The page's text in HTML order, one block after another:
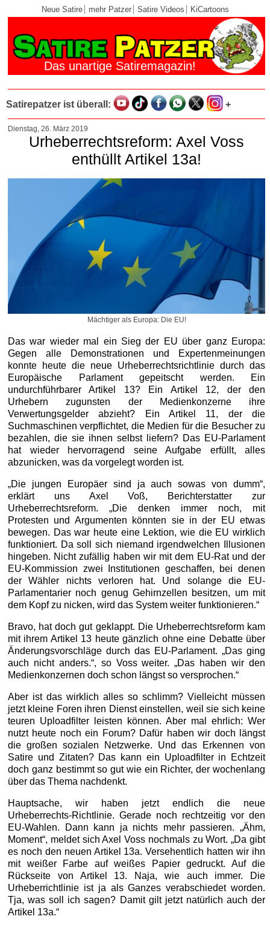
Neue Satire mehr Patzer Satire Videos KiCartoons
Das unartige Satiremagazin!
Satirepatzer ist überall: +
Dienstag, 26. März 2019
Urheberrechtsreform: Axel Voss
enthüllt Artikel 13a!
Mächtiger als Europa: Die EU!
Das war wieder mal ein Sieg der EU über ganz Europa:
Gegen alle Demonstrationen und Expertenmeinungen
konnte heute die neue Urheberrechtsrichtlinie durch das
Europäische Parlament gepeitscht werden. Ein
undurchführbarer Artikel 13? Ein Artikel 12, der den
Urhebern zugunsten der Medienkonzerne ihre
Verwertungsgelder abzieht? Ein Artikel 11, der die
Suchmaschinen verpflichtet, die Medien für die Besucher zu
bezahlen, die sie ihnen selbst liefern? Das EU-Parlament
hat wieder hervorragend seine Aufgabe erfüllt, alles
abzunicken, was da vorgelegt worden ist.
„Die jungen Europäer sind ja auch sowas von dumm“,
erklärt uns Axel Voß, Berichterstatter zur
Urheberrechtsreform. „Die denken immer noch, mit
Protesten und Argumenten könnten sie in der EU etwas
bewegen. Das war heute eine Lektion, wie die EU wirklich
funktioniert. Da soll sich niemand irgendwelchen Illusionen
hingeben. Nicht zufällig haben wir mit dem EU-Rat und der
EU-Kommission zwei Institutionen geschaffen, bei denen
der Wähler nichts verloren hat. Und solange die EU-
Parlamentarier noch genug Gehirnzellen besitzen, um mit
dem Kopf zu nicken, wird das System weiter funktionieren.“
Bravo, hat doch gut geklappt. Die Urheberrechtsreform kam
mit ihrem Artikel 13 heute gänzlich ohne eine Debatte über
Änderungsvorschläge durch das EU-Parlament. „Das ging
auch nicht anders.“, so Voss weiter. „Das haben wir den
Medienkonzernen doch schon längst so versprochen.“
Aber ist das wirklich alles so schlimm? Vielleicht müssen
jetzt kleine Foren ihren Dienst einstellen, weil sie sich keine
teuren Uploadfilter leisten können. Aber mal ehrlich: Wer
nutzt heute noch ein Forum? Dafür haben wir doch längst
die großen sozialen Netzwerke. Und das Erkennen von
Satire und Zitaten? Das kann ein Uploadfilter in Echtzeit
doch ganz bestimmt so gut wie ein Richter, der wochenlang
über das Thema nachdenkt.
Hauptsache, wir haben jetzt endlich die neue
Urheberrechts-Richtlinie. Gerade noch rechtzeitig vor den
EU-Wahlen. Dann kann ja nichts mehr passieren. „Ähm,
Moment“, meldet sich Axel Voss nochmals zu Wort. „Da gibt
es noch den neuen Artikel 13a. Versehentlich hatten wir ihn
mit weißer Farbe auf weißes Papier gedruckt. Auf die
Rückseite von Artikel 13. Naja, wie auch immer. Die
Urheberrichtlinie ist ja als Ganzes verabschiedet worden.
Tja, was soll ich sagen? Damit gilt jetzt natürlich auch der
Artikel 13a.“